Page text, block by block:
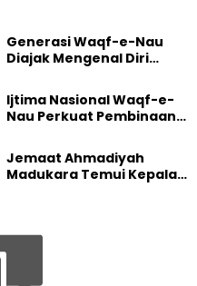
Generasi Waqf-e-Nau
Diajak Mengenal Diri
Dunia
Ijtima Nasional Waqf-e-
Nau Perkuat Pembinaan
Masa Depan
Jemaat Ahmadiyah
Madukara Temui Kepala